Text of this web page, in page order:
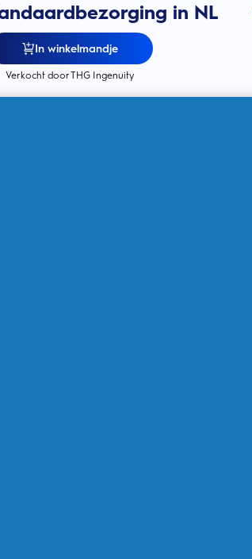
in NL
In winkelmandje
Verkocht door THG Ingenuity